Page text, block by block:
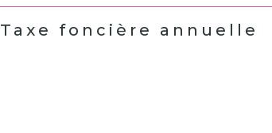
Taxe foncière annuelle